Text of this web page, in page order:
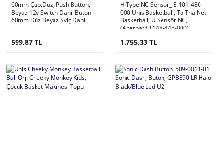
60mm Çap,Düz, Push Button,
Beyaz 12v Switch Dahil Buton
60mm Düz Beyaz Sviç Dahil
599,87 TL
H Type NC Sensor_ E-101-486-
000 Unis Basketball, To Tha Net
Basketball, U Sensör NC,
(Alternatif:T148-445-000)
1.755,33 TL